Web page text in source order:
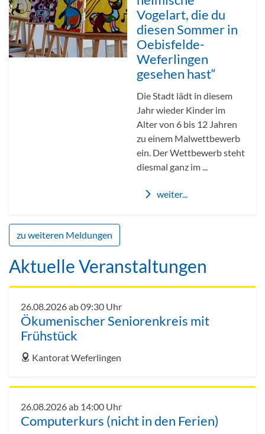
Vogelart, die du
diesen Sommer in
Oebisfelde-
Weferlingen
gesehen hast“
Die Stadt lädt in diesem
Jahr wieder Kinder im
Alter von 6 bis 12 Jahren
zu einem Malwettbewerb
ein. Der Wettbewerb steht
diesmal ganz im ...
weiter...
zu weiteren Meldungen
Aktuelle Veranstaltungen
Ökumenischer Seniorenkreis mit
Frühstück
26.08.2026 ab 09:30 Uhr
address
Kantorat Weferlingen
Computerkurs (nicht in den Ferien)
26.08.2026 ab 14:00 Uhr